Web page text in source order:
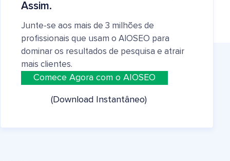
Assim.
Junte-se aos mais de 3 milhões de
profissionais que usam o AIOSEO para
dominar os resultados de pesquisa e atrair
mais clientes.
Comece Agora com o AIOSEO
(Download Instantâneo)